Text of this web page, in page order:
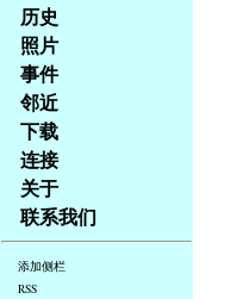
stránky
Klávesové
zkratky
tomto
webu
základní
Hlavní
strana
历史
照片
事件
邻近
下载
连接
关于
联系我们
添加侧栏
RSS